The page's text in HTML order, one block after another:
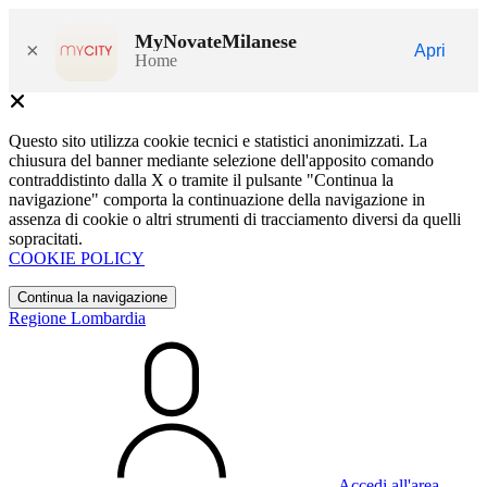
× MyNovateMilanese
Home
Apri
Questo sito utilizza cookie tecnici e statistici anonimizzati. La
chiusura del banner mediante selezione dell'apposito comando
contraddistinto dalla X o tramite il pulsante "Continua la
navigazione" comporta la continuazione della navigazione in
assenza di cookie o altri strumenti di tracciamento diversi da quelli
sopracitati.
COOKIE POLICY
Continua la navigazione
Regione Lombardia